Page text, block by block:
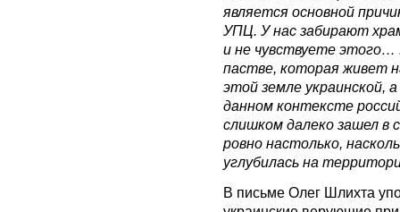
является основной
УПЦ. У нас забирают
и не чувствуете
пастве, которая живет
этой земле украинской,
данном контексте
слишком далеко зашел в
ровно настолько,
углубилась на
В письме Олег Шлихта